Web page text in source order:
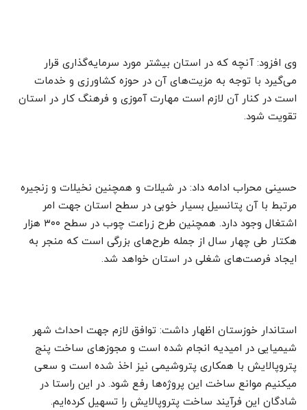
وی افزود: آنچه که در استان بیشتر مورد سرمایه‌گذاری قرار
می‌گیرد با توجه به مزیت‌های آن در حوزه کشاورزی و خدمات
است در کنار آن لازم است مهارت آموزی و فرهنگ کار در استان
تقویت شود.
حسینی محراب ادامه داد: در شیلات و همچنین نخیلات و زنجیره
مرتبط با آن پتانسیل بسیار خوبی در سطح استان جهت امر
اشتغال وجود دارد. همچنین طرح زراعت چوب در سطح ۳۰۰ هزار
هکتار طی چهار سال از جمله طرح‌های بزرگی است که منجر به
ایجاد فرصت‌های شغلی در استان خواهد شد.
استاندار خوزستان اظهار داشت: توافق لازم جهت احداث شهر
شیمیایی در امیدیه انجام شده است و مجوزهای ساخت پنج
پتروپالایش با همکاری پتروشیمی نیز اخذ شده است و سعی
میکنیم موانع ساخت این پروژه‌ها رفع شود. در این راستا در
شادگان این فرآیند ساخت پتروپالایش را تسهیل کرده‌ایم.